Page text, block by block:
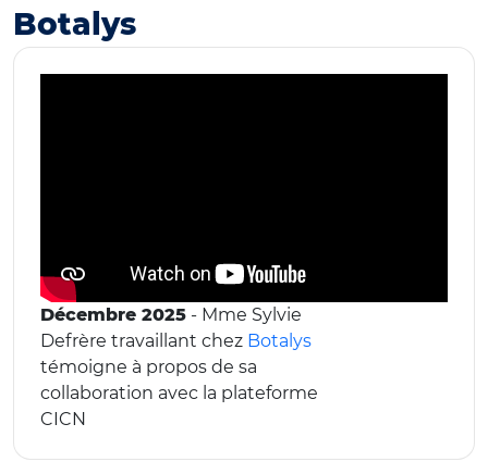
Botalys
Décembre 2025 - Mme Sylvie
Defrère travaillant chez Botalys
témoigne à propos de sa
collaboration avec la plateforme
CICN